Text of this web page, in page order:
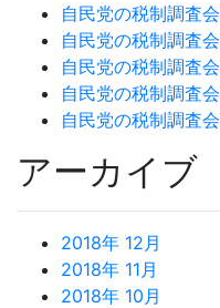
自民党の税制調査会
自民党の税制調査会
自民党の税制調査会
自民党の税制調査会
自民党の税制調査会
アーカイブ
2018年 12月
2018年 11月
2018年 10月